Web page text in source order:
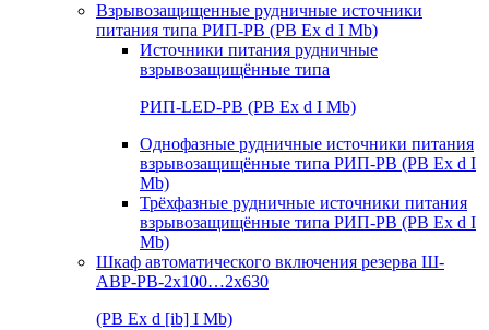
Взрывозащищенные рудничные источники
питания типа РИП-РВ (РВ Ex d I Mb)
Источники питания рудничные
взрывозащищённые типа
РИП-LED-РВ (РВ Ex d I Mb)
Однофазные рудничные источники питания
взрывозащищённые типа РИП-РВ (РВ Ex d I
Mb)
Трёхфазные рудничные источники питания
взрывозащищённые типа РИП-РВ (РВ Ex d I
Mb)
Шкаф автоматического включения резерва Ш-
АВР-РВ-2х100…2х630
(РВ Ex d [ib] I Mb)